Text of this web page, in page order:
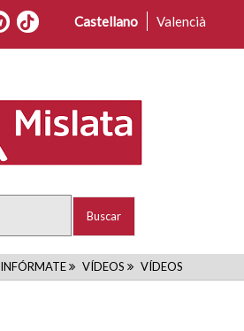
Castellano Valencià
RUTA
INFÓRMATE VÍDEOS VÍDEOS